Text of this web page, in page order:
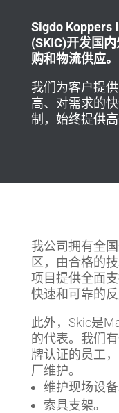
Sigdo Koppers
(SKIC)开发国
购和物流供应。
我们为客户提
高、对需求的
制，始终提供
我公司拥有全
区，由合格的
项目提供全面
快速和可靠的反
此外，Skic是
的代表。我们
牌认证的员工
厂维护。
维护现场设备
索具支架。